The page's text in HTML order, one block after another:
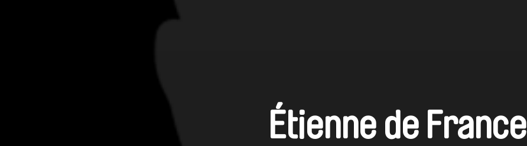
Étienne de France